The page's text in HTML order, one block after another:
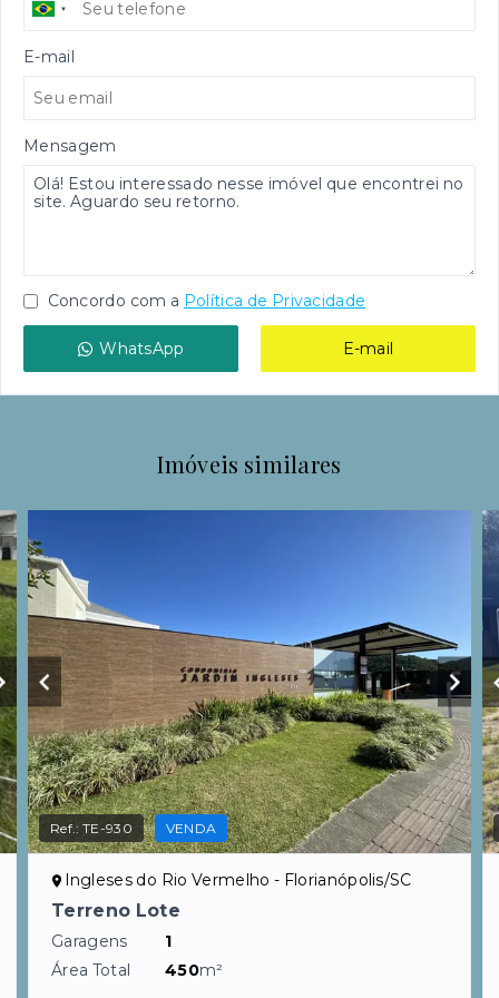
E-mail
Mensagem
Concordo com a Política de Privacidade
WhatsApp E-mail
Imóveis similares
Ref.:TE-930 VENDA
Ingleses do Rio Vermelho - Florianópolis/SC
Terreno Lote
Garagens
1
Área Total
450m²